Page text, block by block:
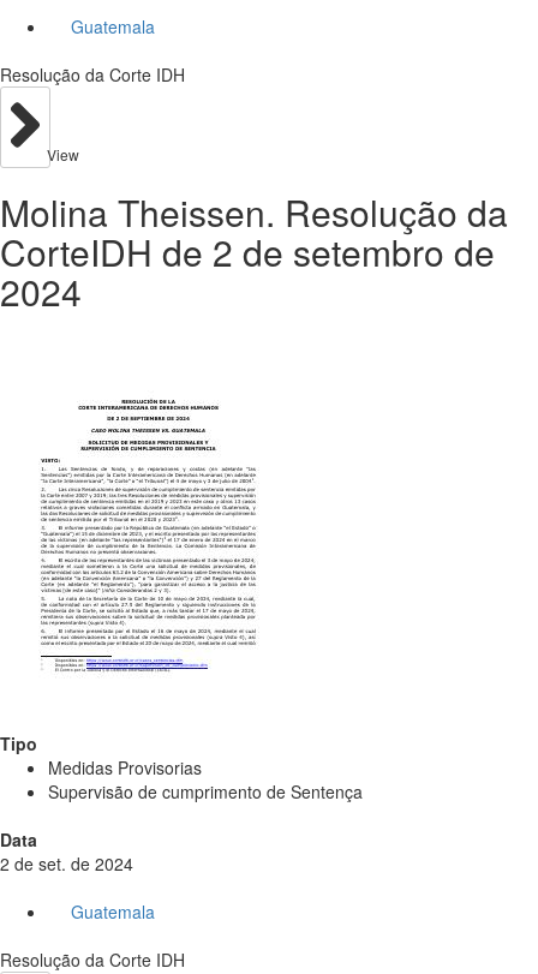
Guatemala
Resolução da Corte IDH
View
Molina Theissen. Resolução da
CorteIDH de 2 de setembro de
2024
Tipo
Medidas Provisorias
Supervisão de cumprimento de Sentença
Data
2 de set. de 2024
Guatemala
Resolução da Corte IDH